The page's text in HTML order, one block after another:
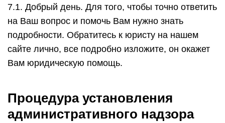
7.1. Добрый день. Для того, чтобы точно ответить
на Ваш вопрос и помочь Вам нужно знать
подробности. Обратитесь к юристу на нашем
сайте лично, все подробно изложите, он окажет
Вам юридическую помощь.
Процедура установления
административного надзора